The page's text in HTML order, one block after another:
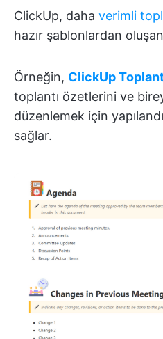
ClickUp, daha verimli
hazır şablonlardan
Örneğin, ClickUp
toplantı özetlerini ve
düzenlemek için
sağlar.